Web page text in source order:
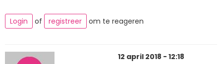
Login of registreer om te reageren
12 april 2018 - 12:18